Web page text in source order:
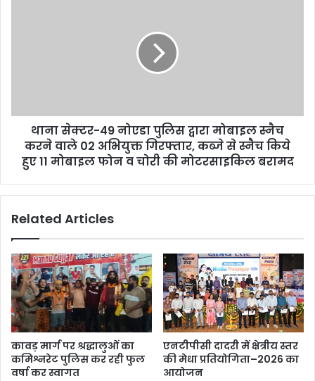
थाना सेक्टर-49 नोएडा पुलिस द्वारा मोबाइल स्नैच
करने वाले 02 अभियुक्त गिरफ्तार, कब्जे से स्नैच किये
हुए 11 मोबाइल फोन व चोरी की मोटरसाइकिल बरामद
Related Articles
कावड़ मार्ग पर श्रद्धालुओं का
कमिश्नरेट पुलिस कर रही फुल
वर्षा कर स्वागत
एनटीपीसी दादरी में क्षेत्रीय स्तर
की मेधा प्रतियोगिता–2026 का
आयोजन